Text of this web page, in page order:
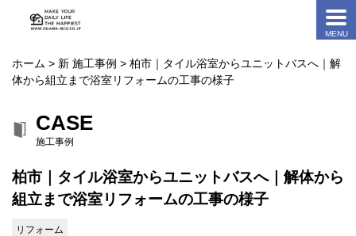
ホーム > 新 施工事例 > 柏市｜タイル浴室からユニットバスへ｜解
体から組立まで浴室リフォームの工事の様子
CASE
施工事例
柏市｜タイル浴室からユニットバスへ｜解体から
組立まで浴室リフォームの工事の様子
リフォーム